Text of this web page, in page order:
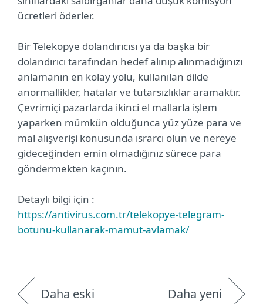
ücretleri öderler.
Bir Telekopye dolandırıcısı ya da başka bir
dolandırıcı tarafından hedef alınıp alınmadığınızı
anlamanın en kolay yolu, kullanılan dilde
anormallikler, hatalar ve tutarsızlıklar aramaktır.
Çevrimiçi pazarlarda ikinci el mallarla işlem
yaparken mümkün olduğunca yüz yüze para ve
mal alışverişi konusunda ısrarcı olun ve nereye
gideceğinden emin olmadığınız sürece para
göndermekten kaçının.
Detaylı bilgi için :
https://antivirus.com.tr/telekopye-telegram-
botunu-kullanarak-mamut-avlamak/
Daha eski Daha yeni